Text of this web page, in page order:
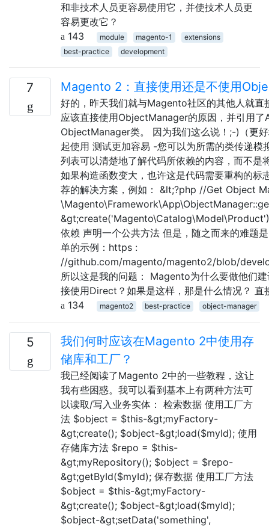
和非技术人员更容易使用它，并使技术人员更
容易更改它？
143
module magento-1
extensions
best-practice
development
7 Magento 2：直接使用还是不使用
好的，昨天我们就与Magento社区的其他人就
应该直接使用ObjectManager的原因，并引用
ObjectManager类。 因为我们这么说！;-)（更
起使用 测试更加容易 -您可以为所需的类传递
列表可以清楚地了解代码所依赖的内容，而不
如果构造函数变大，也许这是代码需要重构的
荐的解决方案，例如： &lt;?php //Get Object
依赖 声明一个公共方法 但是，随之而来的难题
单的示例：https :
//github.com/magento/magento2/blob/
所以这是我的问题： Magento为什么要做他们
接使用Direct？如果是这样，那是什么情况？
134
magento2 best-practice object-manager
5
我们何时应该在Magento 2中使用存
储库和工厂？
我已经阅读了Magento 2中的一些教程，这让
我有些困惑。我可以看到基本上有两种方法可
以读取/写入业务实体： 检索数据 使用工厂方
法 $object = $this-&gt;myFactory-
&gt;create(); $object-&gt;load($myId); 使用
存储库方法 $repo = $this-
&gt;myRepository(); $object = $repo-
&gt;getById($myId); 保存数据 使用工厂方法
$object = $this-&gt;myFactory-
&gt;create(); $object-&gt;load($myId);
$object-&gt;setData('something',